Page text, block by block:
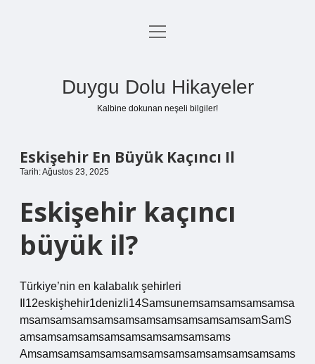
Anasayfa
menüyü
Duygu Dolu Hikayeler
Kalbine dokunan neşeli bilgiler!
Eskişehir En Büyük Kaçıncı Il
Tarih: Ağustos 23, 2025
Eskişehir kaçıncı
büyük il?
Türkiye’nin en kalabalık şehirleri
Il12eskişhehir1denizli14Samsunemsamsamsamsamsa
msamsamsamsamsamsamsamsamsamsamsamSamS
amsamsamsamsamsamsamsamsamsams
Amsamsamsamsamsamsamsamsamsamsamsamsams